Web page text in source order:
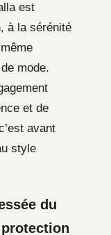
est
à la sérénité
mode.
et de
avant
style
du